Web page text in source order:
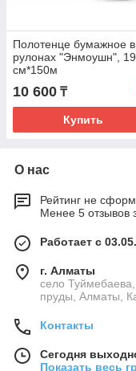
Полотенце бумажное в
рулонах "Энмоушн",
см*150м
10 600 ₸
Купить
О нас
Рейтинг не
Менее 5 отзывов
Работает с
г. Алматы
село
пруды, Алматы,
Контакты
Сегодня
Показать весь